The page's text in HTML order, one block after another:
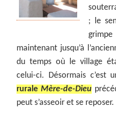
; le
grimpe
maintenant jusqu’à
du temps où le village
celui-ci. Désormais c’est
ruraleMère-de-Dieu
peut s’asseoir et se reposer.